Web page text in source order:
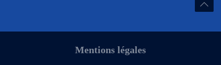
Mentions légales